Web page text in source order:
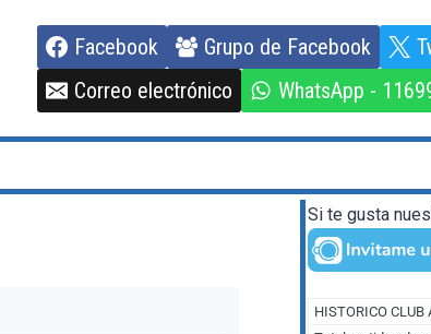
Facebook Grupo de Facebook
Correo electrónico
WhatsApp -
Si te gusta